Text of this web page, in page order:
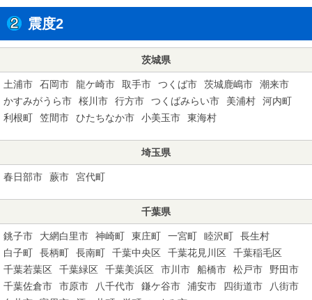
震度2
茨城県
土浦市 石岡市 龍ケ崎市 取手市 つくば市 茨城鹿嶋市
潮来市
かすみがうら市
桜川市 行方市 つくばみらい市 美浦村
河内町
利根町
笠間市 ひたちなか市 小美玉市 東海村
埼玉県
春日部市 蕨市 宮代町
千葉県
銚子市 大網白里市 神崎町 東庄町 一宮町 睦沢町
長生村
白子町
長柄町 長南町 千葉中央区 千葉花見川区
千葉稲毛区
千葉若葉区
千葉緑区 千葉美浜区 市川市 船橋市 松戸市
野田市
千葉佐倉市
市原市 八千代市 鎌ケ谷市 浦安市 四街道市
八街市